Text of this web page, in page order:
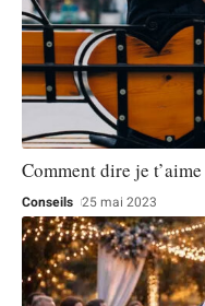
Comment dire je
Conseils 25 mai 2023